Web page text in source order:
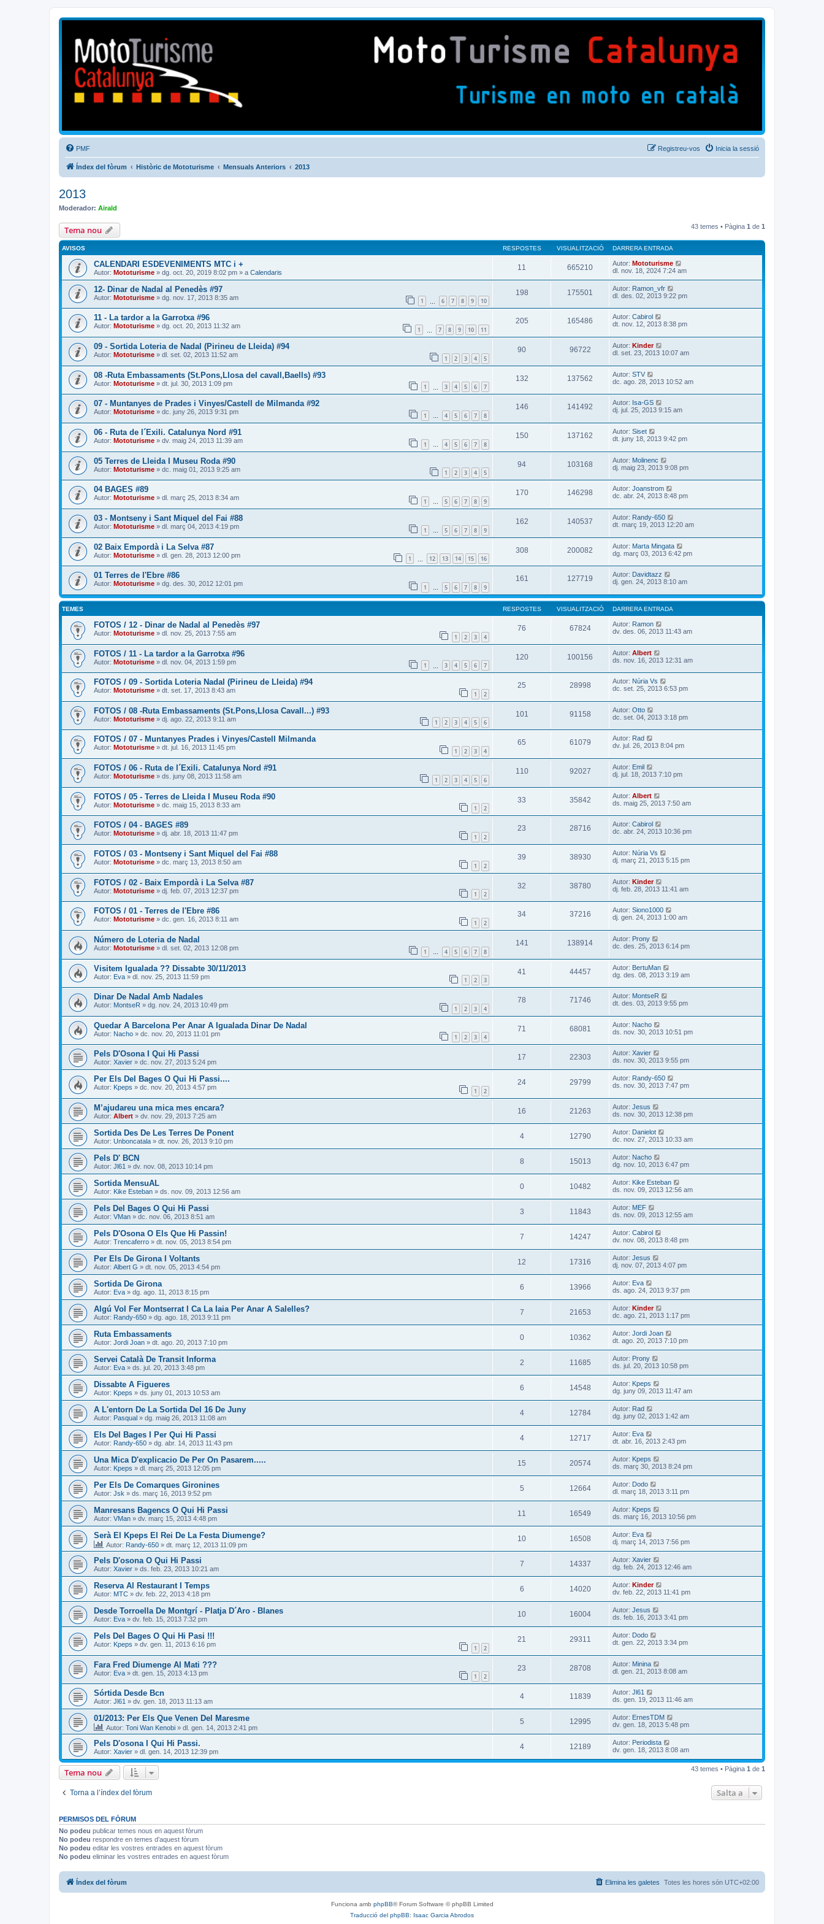
Mototurisme
Turisme en moto en català
PMF Inicia la sessió
Registreu-vos
Índex del fòrum Històric de Mototurisme Mensuals Anteriors 2013
2013
Moderador: Airald
Tema nou 43 temes • Pàgina 1 de 1
AVISOS RESPOSTES VISUALITZACIÓ DARRERA ENTRADA
CALENDARI ESDEVENIMENTS MTC i +
Autor: Mototurisme » dg. oct. 20, 2019 8:02 pm » a Calendaris
11 665210 Autor: Mototurisme
dl. nov. 18, 2024 7:24 am
12- Dinar de Nadal al Penedès #97
Autor: Mototurisme » dg. nov. 17, 2013 8:35 am 1 6 7 8 9 10
198 175501 Autor: Ramon_vfr
dl. des. 02, 2013 9:22 pm
11 - La tardor a la Garrotxa #96
Autor: Mototurisme » dg. oct. 20, 2013 11:32 am 1 7 8 9 10 11
205 165486 Autor: Cabirol
dt. nov. 12, 2013 8:38 pm
09 - Sortida Loteria de Nadal (Pirineu de Lleida) #94
Autor: Mototurisme » dl. set. 02, 2013 11:52 am 1 2 3 4 5
90 96722 Autor: Kinder
dl. set. 23, 2013 10:07 am
08 -Ruta Embassaments (St.Pons,Llosa del cavall,Baells) #93
Autor: Mototurisme » dt. jul. 30, 2013 1:09 pm 1 3 4 5 6 7
132 137562 Autor: STV
dc. ago. 28, 2013 10:52 am
07 - Muntanyes de Prades i Vinyes/Castell de Milmanda #92
Autor: Mototurisme » dc. juny 26, 2013 9:31 pm 1 … 4 5 6 7 8
146 141492 Autor: Isa-GS
dj. jul. 25, 2013 9:15 am
06 - Ruta de l´Exili. Catalunya Nord #91
Autor: Mototurisme » dv. maig 24, 2013 11:39 am 1 … 4 5 6 7 8
150 137162 Autor: Siset
dt. juny 18, 2013 9:42 pm
05 Terres de Lleida I Museu Roda #90
Autor: Mototurisme » dc. maig 01, 2013 9:25 am 1 2 3 4 5
94 103168 Autor: Molinenc
dj. maig 23, 2013 9:08 pm
04 BAGES #89
Autor: Mototurisme » dl. març 25, 2013 8:34 am 1 … 5 6 7 8 9
170 146298 Autor: Joanstrom
dc. abr. 24, 2013 8:48 pm
03 - Montseny i Sant Miquel del Fai #88
Autor: Mototurisme » dl. març 04, 2013 4:19 pm 1 … 5 6 7 8 9
162 140537 Autor: Randy-650
dt. març 19, 2013 12:20 am
02 Baix Empordà i La Selva #87
Autor: Mototurisme » dl. gen. 28, 2013 12:00 pm 1 12 13 14 15 16
308 200082 Autor: Marta Mingata
dg. març 03, 2013 6:42 pm
01 Terres de l'Ebre #86
Autor: Mototurisme » dg. des. 30, 2012 12:01 pm 1 … 5 6 7 8 9
161 127719 Autor: Davidtazz
dj. gen. 24, 2013 8:10 am
TEMES RESPOSTES VISUALITZACIÓ DARRERA ENTRADA
FOTOS / 12 - Dinar de Nadal al Penedès #97
Autor: Mototurisme » dl. nov. 25, 2013 7:55 am 1 2 3 4
76 67824 Autor: Ramon
dv. des. 06, 2013 11:43 am
FOTOS / 11 - La tardor a la Garrotxa #96
Autor: Mototurisme » dl. nov. 04, 2013 1:59 pm 1 3 4 5 6 7
120 100156 Autor: Albert
ds. nov. 16, 2013 12:31 am
FOTOS / 09 - Sortida Loteria Nadal (Pirineu de Lleida) #94
Autor: Mototurisme » dt. set. 17, 2013 8:43 am 1 2
25 28998 Autor: Núria Vs
dc. set. 25, 2013 6:53 pm
FOTOS / 08 -Ruta Embassaments (St.Pons,Llosa Cavall...) #93
Autor: Mototurisme » dj. ago. 22, 2013 9:11 am 1 2 3 4 5 6
101 91158 Autor: Otto
dc. set. 04, 2013 3:18 pm
FOTOS / 07 - Muntanyes Prades i Vinyes/Castell Milmanda
Autor: Mototurisme » dt. jul. 16, 2013 11:45 pm 1 2 3 4
65 61079 Autor: Rad
dv. jul. 26, 2013 8:04 pm
FOTOS / 06 - Ruta de l´Exili. Catalunya Nord #91
Autor: Mototurisme » ds. juny 08, 2013 11:58 am 1 2 3 4 5 6
110 92027 Autor: Emil
dj. jul. 18, 2013 7:10 pm
FOTOS / 05 - Terres de Lleida I Museu Roda #90
Autor: Mototurisme » dc. maig 15, 2013 8:33 am 1 2
33 35842 Autor: Albert
ds. maig 25, 2013 7:50 am
FOTOS / 04 - BAGES #89
Autor: Mototurisme » dj. abr. 18, 2013 11:47 pm 1 2
23 28716 Autor: Cabirol
dc. abr. 24, 2013 10:36 pm
FOTOS / 03 - Montseny i Sant Miquel del Fai #88
Autor: Mototurisme » dc. març 13, 2013 8:50 am 1 2
39 38930 Autor: Núria Vs
dj. març 21, 2013 5:15 pm
FOTOS / 02 - Baix Empordà i La Selva #87
Autor: Mototurisme » dj. feb. 07, 2013 12:37 pm 1 2
32 38780 Autor: Kinder
dj. feb. 28, 2013 11:41 am
FOTOS / 01 - Terres de l'Ebre #86
Autor: Mototurisme » dc. gen. 16, 2013 8:11 am 1 2
34 37216 Autor: Siono1000
dj. gen. 24, 2013 1:00 am
Número de Loteria de Nadal
Autor: Mototurisme » dl. set. 02, 2013 12:08 pm 1 … 4 5 6 7 8
141 138914 Autor: Prony
dc. des. 25, 2013 6:14 pm
Visitem Igualada ?? Dissabte 30/11/2013
Autor: Eva » dl. nov. 25, 2013 11:59 pm 1 2 3
41 44457 Autor: BertuMan
dg. des. 08, 2013 3:19 am
Dinar De Nadal Amb Nadales
Autor: MontseR » dg. nov. 24, 2013 10:49 pm 1 2 3 4
78 71746 Autor: MontseR
dt. des. 03, 2013 9:55 pm
Quedar A Barcelona Per Anar A Igualada Dinar De Nadal
Autor: Nacho » dc. nov. 20, 2013 11:01 pm 1 2 3 4
71 68081 Autor: Nacho
ds. nov. 30, 2013 10:51 pm
Pels D'Osona I Qui Hi Passi
Autor: Xavier » dc. nov. 27, 2013 5:24 pm
17 22303 Autor: Xavier
ds. nov. 30, 2013 9:55 pm
Per Els Del Bages O Qui Hi Passi....
Autor: Kpeps » dc. nov. 20, 2013 4:57 pm 1 2
24 29799 Autor: Randy-650
ds. nov. 30, 2013 7:47 pm
M’ajudareu una mica mes encara?
Autor: Albert » dv. nov. 29, 2013 7:25 am
16 21263 Autor: Jesus
ds. nov. 30, 2013 12:38 pm
Sortida Des De Les Terres De Ponent
Autor: Unboncatala » dt. nov. 26, 2013 9:10 pm
4 12790 Autor: Danielot
dc. nov. 27, 2013 10:33 am
Pels D' BCN
Autor: Jl61 » dv. nov. 08, 2013 10:14 pm
8 15013 Autor: Nacho
dg. nov. 10, 2013 6:47 pm
Sortida MensuAL
Autor: Kike Esteban » ds. nov. 09, 2013 12:56 am
0 10482 Autor: Kike Esteban
ds. nov. 09, 2013 12:56 am
Pels Del Bages O Qui Hi Passi
Autor: VMan » dc. nov. 06, 2013 8:51 am
3 11843 Autor: MEF
ds. nov. 09, 2013 12:55 am
Pels D'Osona O Els Que Hi Passin!
Autor: Trencaferro » dt. nov. 05, 2013 8:54 pm
7 14247 Autor: Cabirol
dv. nov. 08, 2013 8:48 pm
Per Els De Girona I Voltants
Autor: Albert G » dt. nov. 05, 2013 4:54 pm
12 17316 Autor: Jesus
dj. nov. 07, 2013 4:07 pm
Sortida De Girona
Autor: Eva » dg. ago. 11, 2013 8:15 pm
6 13966 Autor: Eva
ds. ago. 24, 2013 9:37 pm
Algú Vol Fer Montserrat I Ca La Iaia Per Anar A Salelles?
Autor: Randy-650 » dg. ago. 18, 2013 9:11 pm
7 21653 Autor: Kinder
dc. ago. 21, 2013 1:17 pm
Ruta Embassaments
Autor: Jordi Joan » dt. ago. 20, 2013 7:10 pm
0 10362 Autor: Jordi Joan
dt. ago. 20, 2013 7:10 pm
Servei Català De Transit Informa
Autor: Eva » ds. jul. 20, 2013 3:48 pm
2 11685 Autor: Prony
ds. jul. 20, 2013 10:58 pm
Dissabte A Figueres
Autor: Kpeps » ds. juny 01, 2013 10:53 am
6 14548 Autor: Kpeps
dg. juny 09, 2013 11:47 am
A L'entorn De La Sortida Del 16 De Juny
Autor: Pasqual » dg. maig 26, 2013 11:08 am
4 12784 Autor: Rad
dg. juny 02, 2013 1:42 am
Els Del Bages I Per Qui Hi Passi
Autor: Randy-650 » dg. abr. 14, 2013 11:43 pm
4 12717 Autor: Eva
dt. abr. 16, 2013 2:43 pm
Una Mica D'explicacio De Per On Pasarem.....
Autor: Kpeps » dl. març 25, 2013 12:05 pm
15 20574 Autor: Kpeps
ds. març 30, 2013 8:24 pm
Per Els De Comarques Gironines
Autor: Jsk » ds. març 16, 2013 9:52 pm
5 12664 Autor: Dodo
dl. març 18, 2013 3:11 pm
Manresans Bagencs O Qui Hi Passi
Autor: VMan » dv. març 15, 2013 4:48 pm
11 16549 Autor: Kpeps
ds. març 16, 2013 10:56 pm
Serà El Kpeps El Rei De La Festa Diumenge?
Autor: Randy-650 » dt. març 12, 2013 11:09 pm
10 16508 Autor: Eva
dj. març 14, 2013 7:56 pm
Pels D'osona O Qui Hi Passi
Autor: Xavier » ds. feb. 23, 2013 10:21 am
7 14337 Autor: Xavier
dg. feb. 24, 2013 12:46 am
Reserva Al Restaurant I Temps
Autor: MTC » dv. feb. 22, 2013 4:18 pm
6 14020 Autor: Kinder
dv. feb. 22, 2013 11:41 pm
Desde Torroella De Montgrí - Platja D´Aro - Blanes
Autor: Eva » dv. feb. 15, 2013 7:32 pm
10 16004 Autor: Jesus
ds. feb. 16, 2013 3:41 pm
Pels Del Bages O Qui Hi Pasi !!!
Autor: Kpeps » dv. gen. 11, 2013 6:16 pm 1 2
21 29311 Autor: Dodo
dt. gen. 22, 2013 3:34 pm
Fara Fred Diumenge Al Mati ???
Autor: Eva » dt. gen. 15, 2013 4:13 pm 1 2
23 28708 Autor: Minina
dl. gen. 21, 2013 8:08 am
Sórtida Desde Bcn
Autor: Jl61 » dv. gen. 18, 2013 11:13 am
4 11839 Autor: Jl61
ds. gen. 19, 2013 11:46 am
01/2013: Per Els Que Venen Del Maresme
Autor: Toni Wan Kenobi » dl. gen. 14, 2013 2:41 pm
5 12995 Autor: ErnesTDM
dv. gen. 18, 2013 5:48 pm
Pels D'osona I Qui Hi Passi.
Autor: Xavier » dl. gen. 14, 2013 12:39 pm
4 12189 Autor: Periodista
dv. gen. 18, 2013 8:08 am
Tema nou 43 temes • Pàgina 1 de 1
Torna a l’índex del fòrum Salta a
PERMISOS DEL FÒRUM
No podeu publicar temes nous en aquest fòrum
No podeu respondre en temes d’aquest fòrum
No podeu editar les vostres entrades en aquest fòrum
No podeu eliminar les vostres entrades en aquest fòrum
Índex del fòrum Totes les hores són UTC+02:00
Elimina les galetes
Funciona amb phpBB® Forum Software © phpBB Limited
Traducció del phpBB: Isaac Garcia Abrodos